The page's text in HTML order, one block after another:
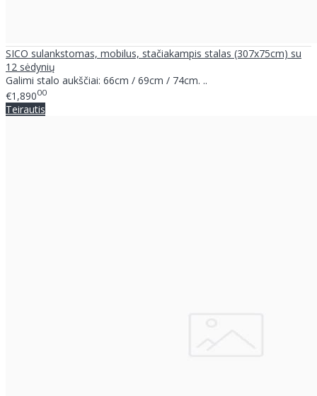
SICO sulankstomas, mobilus, stačiakampis stalas (307x75cm) su
12 sėdynių
Galimi stalo aukščiai: 66cm / 69cm / 74cm. ..
€1,89000
Teirautis